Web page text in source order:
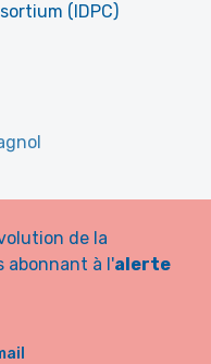
(IDPC)
de la
abonnant à l'alerte